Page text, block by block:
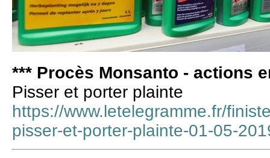
*** Procès Monsanto - actions
Pisser et porter plainte
https://www.letelegramme.fr/
pisser-et-porter-plainte-01-05-